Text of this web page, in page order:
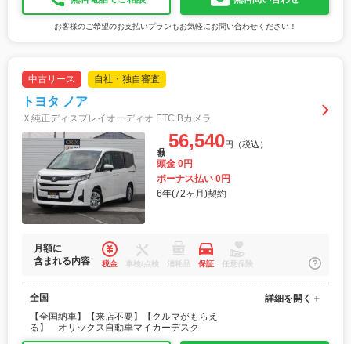
お客様のご希望のお支払いプランもお気軽にお問い合わせください！
中古リース 自社・独自審査
トヨタ ノア
Ｘ純正ディスプレイオーディオ ETC Bカメラ
56,540円（税込）
頭金 0円
ボーナス払い 0円
6年(72ヶ月)契約
月額に
含まれる内容
税金 車検/点検 消耗品 保証 任意保険
全国
【全国納車】【来店不要】【クルマがもらえ
る】 オリックス自動車マイカーデスク
詳細を開く＋